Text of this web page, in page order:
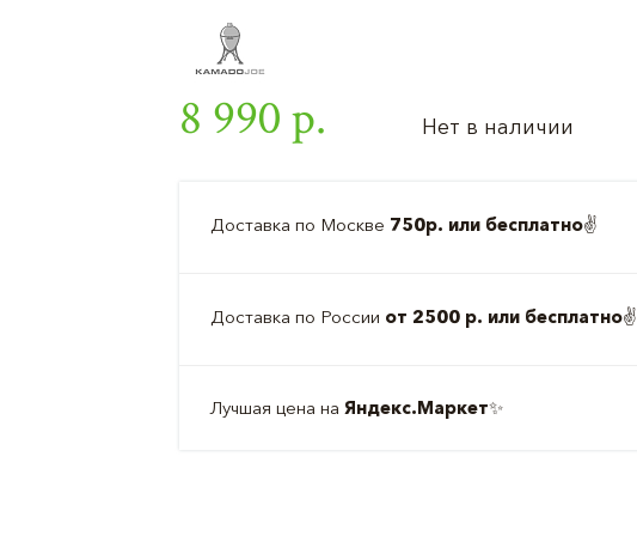
8 990 р. Нет в наличии
Доставка по Москве 750р. или бесплатно✌️
Доставка по России от 2500 р. или бесплатно✌️
Лучшая цена на Яндекс.Маркет✨